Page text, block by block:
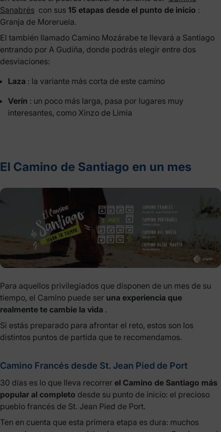
Sanabrés con sus 15 etapas desde el punto de inicio :
Granja de Moreruela.
El también llamado Camino Mozárabe te llevará a Santiago
entrando por A Gudiña, donde podrás elegir entre dos
desviaciones:
Laza : la variante más corta de este camino
Verín : un poco más larga, pasa por lugares muy
interesantes, como Xinzo de Limia
El Camino de Santiago en un mes
Para aquellos privilegiados que disponen de un mes de su
tiempo, el Camino puede ser una experiencia que
realmente te cambie la vida .
Si estás preparado para afrontar el reto, estos son los
distintos puntos de partida que te recomendamos.
Camino Francés desde St. Jean Pied de Port
30 días es lo que lleva recorrer el Camino de Santiago más
popular al completo desde su punto de inicio: el precioso
pueblo francés de St. Jean Pied de Port.
Ten en cuenta que esta primera etapa es dura: muchos